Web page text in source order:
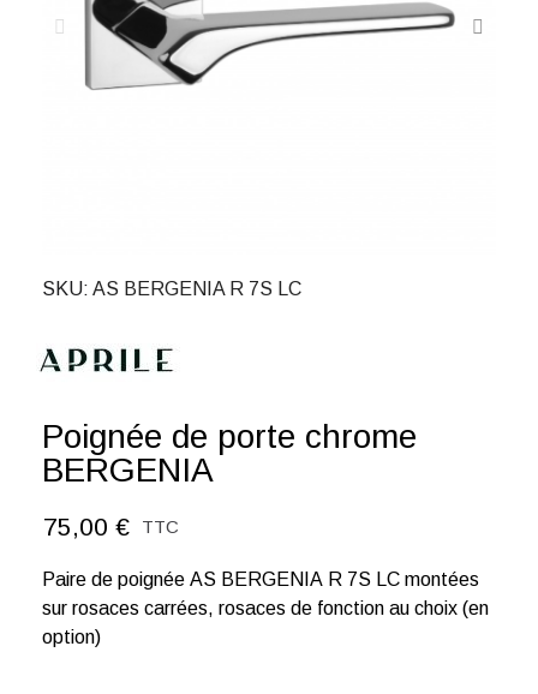
SKU AS BERGENIA R 7S LC
Poignée de porte chrome
BERGENIA
75,00 € TTC
Paire de poignée AS BERGENIA R 7S LC montées
sur rosaces carrées, rosaces de fonction au choix (en
option)